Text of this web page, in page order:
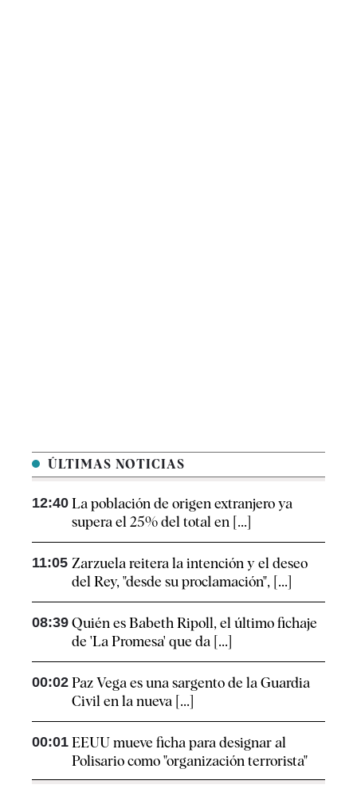
ÚLTIMAS NOTICIAS
12:40 La población de origen extranjero ya
supera el 25% del total en [...]
11:05 Zarzuela reitera la intención y el deseo
del Rey, "desde su proclamación", [...]
08:39 Quién es Babeth Ripoll, el último fichaje
de 'La Promesa' que da [...]
00:02 Paz Vega es una sargento de la Guardia
Civil en la nueva [...]
00:01 EEUU mueve ficha para designar al
Polisario como "organización terrorista"